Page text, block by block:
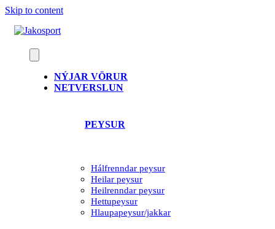
Skip to content
NÝJAR VÖRUR
NETVERSLUN
PEYSUR
Hálfrenndar peysur
Heilar peysur
Heilrenndar peysur
Hettupeysur
Hlaupapeysur/jakkar